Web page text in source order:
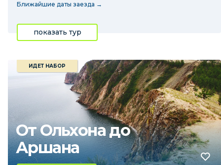
Ближайшие даты заезда →
показать тур
От Ольхона до
Аршана
ИДЕТ НАБОР